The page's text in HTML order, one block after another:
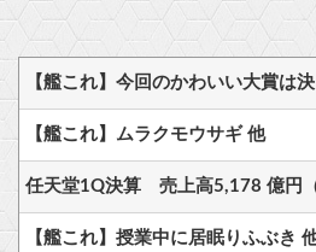
【艦これ】今回のかわいい大賞は
【艦これ】ムラクモウサギ 他
【艦これ】授業中に居眠りふぶき